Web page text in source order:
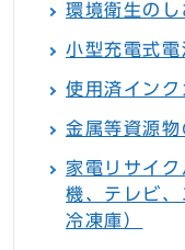
環境衛生のし
小型充電式
使用済イン
金属等資源
家電リサイ
機、テレビ
冷凍庫）